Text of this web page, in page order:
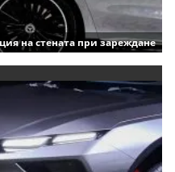
на стената при зареждане